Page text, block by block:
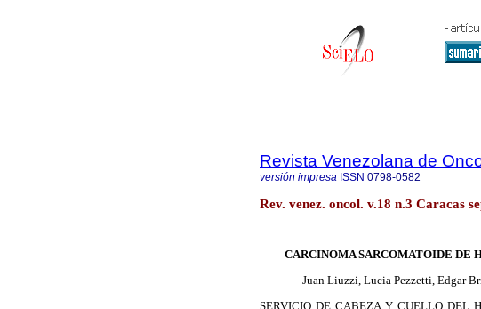
Revista Venezolana de
versión impresa ISSN 0798-0582
Rev. venez. oncol. v.18 n.3 Caracas
CARCINOMA SARCOMATOIDE DE
Juan Liuzzi, Lucia Pezzetti, Edgar
SERVICIO DE CABEZA Y CUELLO DEL